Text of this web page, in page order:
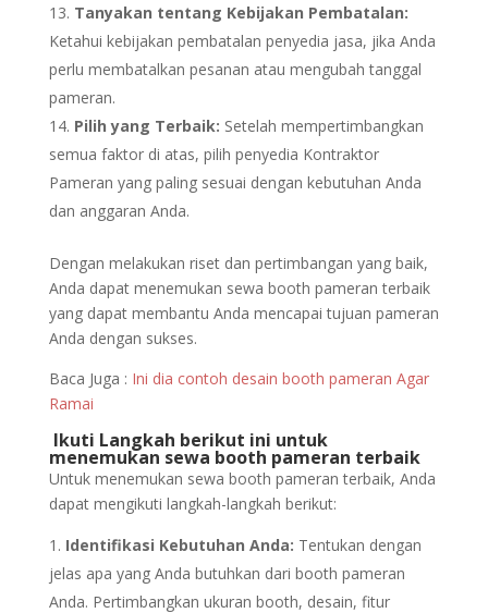
Tanyakan tentang Kebijakan Pembatalan:
Ketahui kebijakan pembatalan penyedia jasa, jika Anda
perlu membatalkan pesanan atau mengubah tanggal
pameran.
Pilih yang Terbaik: Setelah mempertimbangkan
semua faktor di atas, pilih penyedia Kontraktor
Pameran yang paling sesuai dengan kebutuhan Anda
dan anggaran Anda.
Dengan melakukan riset dan pertimbangan yang baik,
Anda dapat menemukan sewa booth pameran terbaik
yang dapat membantu Anda mencapai tujuan pameran
Anda dengan sukses.
Baca Juga : Ini dia contoh desain booth pameran Agar
Ramai
Ikuti Langkah berikut ini untuk
menemukan sewa booth pameran terbaik
Untuk menemukan sewa booth pameran terbaik, Anda
dapat mengikuti langkah-langkah berikut:
Identifikasi Kebutuhan Anda: Tentukan dengan
jelas apa yang Anda butuhkan dari booth pameran
Anda. Pertimbangkan ukuran booth, desain, fitur